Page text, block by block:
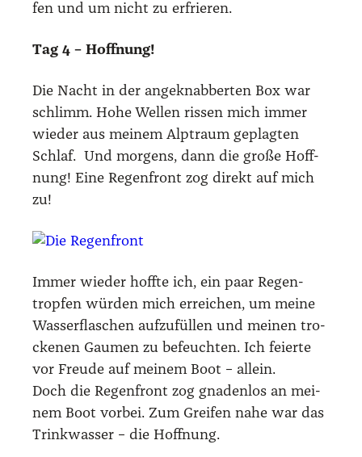
fen und um nicht zu erfrie­ren.
Tag 4 – Hoff­nung!
Die Nacht in der ange­knab­ber­ten Box war
schlimm. Hohe Wel­len ris­sen mich immer
wie­der aus mei­nem Alp­traum geplag­ten
Schlaf. Und mor­gens, dann die gro­ße Hoff­
nung! Eine Regen­front zog direkt auf mich
zu!
Immer wie­der hoff­te ich, ein paar Regen­
trop­fen wür­den mich errei­chen, um mei­ne
Was­ser­fla­schen auf­zu­fül­len und mei­nen tro­
cke­nen Gau­men zu befeuch­ten. Ich fei­er­te
vor Freu­de auf mei­nem Boot – allein.
Doch die Regen­front zog gna­den­los an mei­
nem Boot vor­bei. Zum Grei­fen nahe war das
Trink­was­ser – die Hoff­nung.